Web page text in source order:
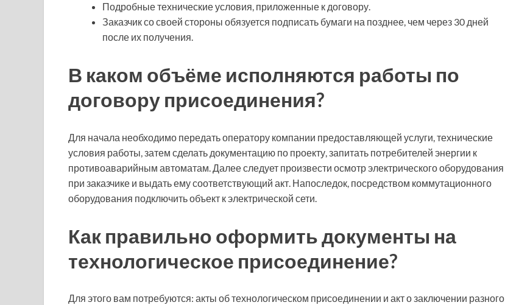
Подробные технические условия, приложенные к договору.
Заказчик со своей стороны обязуется подписать бумаги на позднее, чем через 30 дней
после их получения.
В каком объёме исполняются работы по
договору присоединения?
Для начала необходимо передать оператору компании предоставляющей услуги, технические
условия работы, затем сделать документацию по проекту, запитать потребителей энергии к
противоаварийным автоматам. Далее следует произвести осмотр электрического оборудования
при заказчике и выдать ему соответствующий акт. Напоследок, посредством коммутационного
оборудования подключить объект к электрической сети.
Как правильно оформить документы на
технологическое присоединение?
Для этого вам потребуются: акты об технологическом присоединении и акт о заключении разного